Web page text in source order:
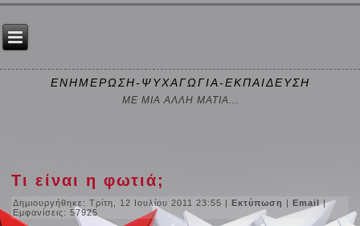
ΕΝΗΜΕΡΩΣΗ-ΨΥΧΑΓΩΓΙΑ-ΕΚΠΑΙΔΕΥΣΗ
ΜΕ ΜΙΑ ΑΛΛΗ ΜΑΤΙΑ...
Τι είναι η φωτιά;
Δημιουργήθηκε: Τρίτη, 12 Ιουλίου 2011 23:55 |Εκτύπωση |Email|
Εμφανίσεις: 57925